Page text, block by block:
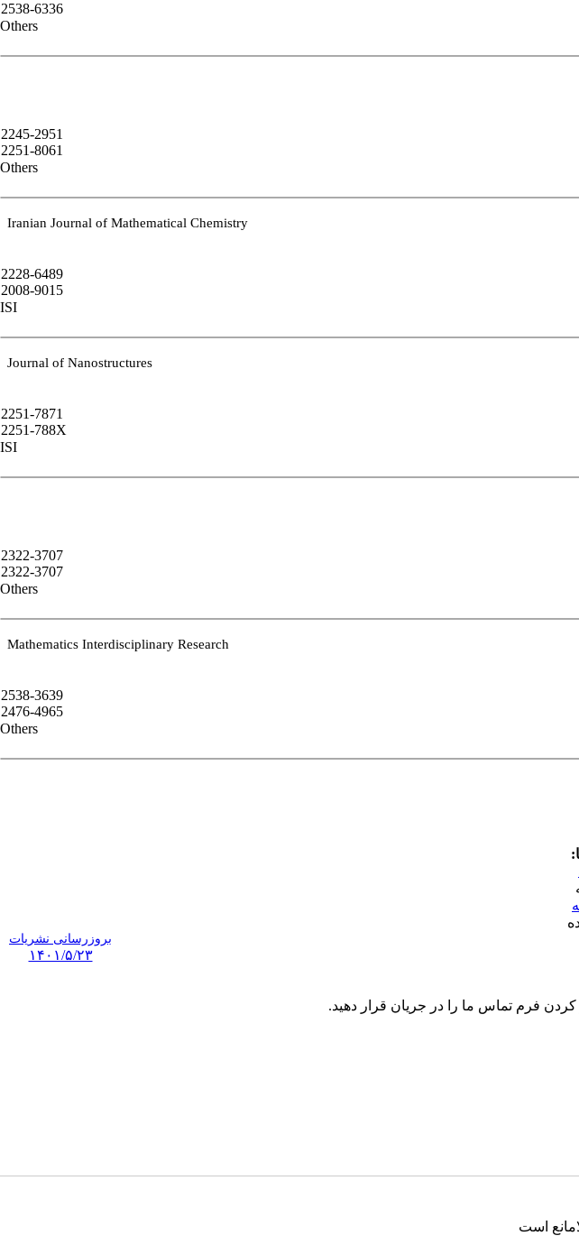
2538-6336
Others
2245-2951
2251-8061
Others
Iranian Journal of Mathematical Chemistry
2228-6489
2008-9015
ISI
Journal of Nanostructures
2251-7871
2251-788X
ISI
2322-3707
2322-3707
Others
Mathematics Interdisciplinary Research
2538-3639
2476-4965
Others
بروزرسانی نشریات
۱۴۰۱/۵/۲۳
فرم تماس ما را در جریان قرار دهید.
است